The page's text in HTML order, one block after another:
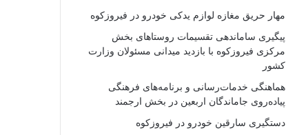
مهار حریق مغازه لوازم یدکی خودرو در فیروزکوه
پیگیری ساماندهی تقسیمات روستاهای بخش
مرکزی فیروزکوه با بازدید میدانی مسئولان وزارت
کشور
هماهنگی خدمات‌رسانی و برنامه‌های فرهنگی
پیاده‌روی جاماندگان اربعین در بخش ارجمند
دستگیری سارقین خودرو در فیروزکوه